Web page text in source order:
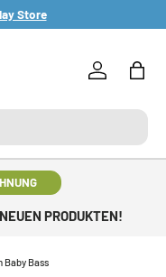
Store
Einloggen
PRODUKTEN!
Baby Bass